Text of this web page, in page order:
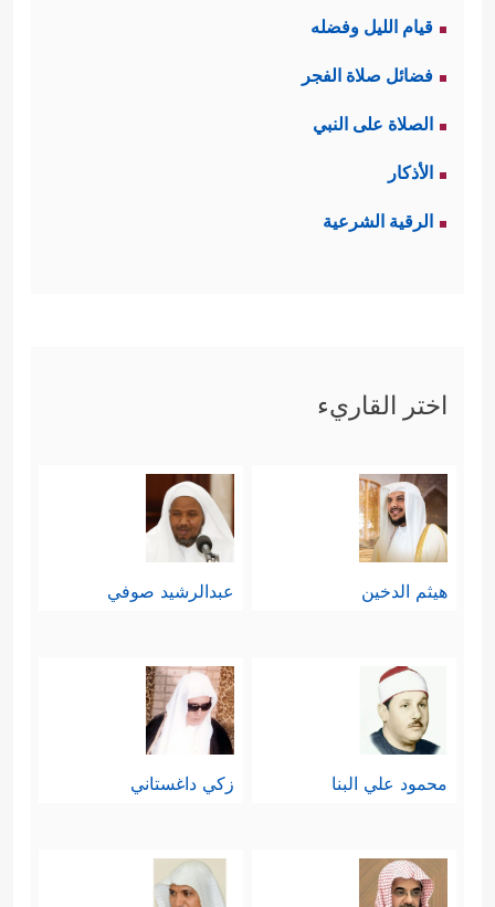
قيام الليل وفضله
فضائل صلاة الفجر
الصلاة على النبي
الأذكار
الرقية الشرعية
اختر القاريء
هيثم الدخين عبدالرشيد صوفي
محمود علي البنا زكي داغستاني